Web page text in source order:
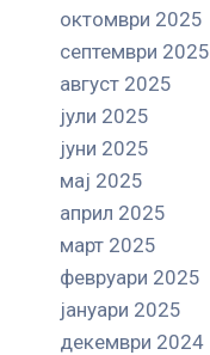
октомври 2025
септември 2025
август 2025
јули 2025
јуни 2025
мај 2025
април 2025
март 2025
февруари 2025
јануари 2025
декември 2024